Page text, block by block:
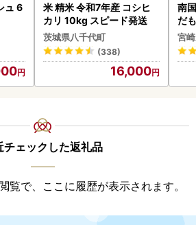
ュ 6
米 精米 令和7年産 コシヒ
カリ 10kg スピード発送
茨城県八千代町
(338)
16,000
南
だ
ス
宮
チェックした返礼品
覧で、ここに履歴が表示されます。